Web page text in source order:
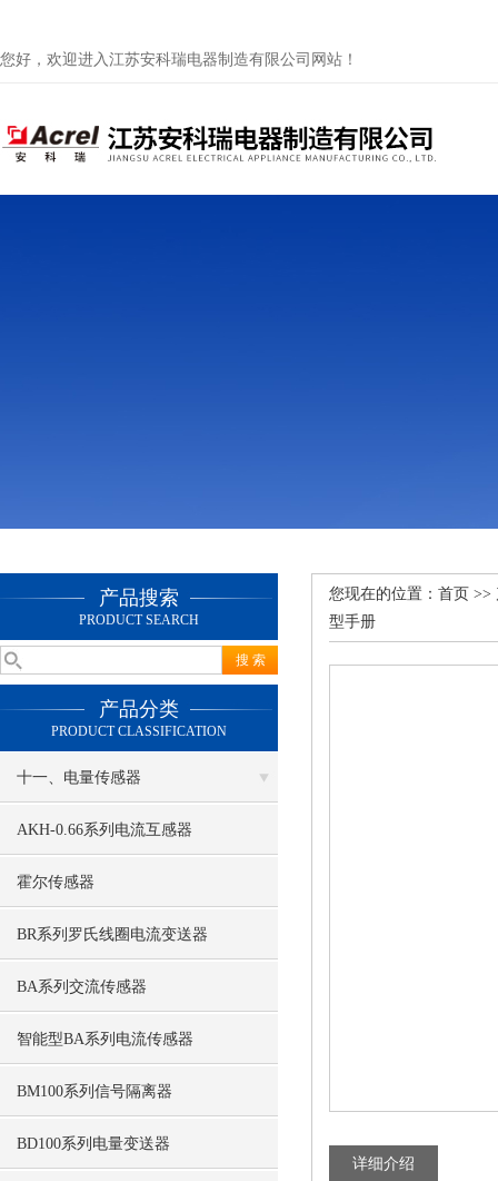
您好，欢迎进入江苏安科瑞电器制造有限公司网站！
产品搜索
PRODUCT SEARCH
产品分类
PRODUCT CLASSIFICATION
十一、电量传感器
AKH-0.66系列电流互感器
霍尔传感器
BR系列罗氏线圈电流变送器
BA系列交流传感器
智能型BA系列电流传感器
BM100系列信号隔离器
BD100系列电量变送器
您现在的位置： 首页 >>
型手册
详细介绍